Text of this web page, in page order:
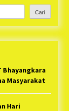
Cari
Bhayangkara
Masyarakat
Hari